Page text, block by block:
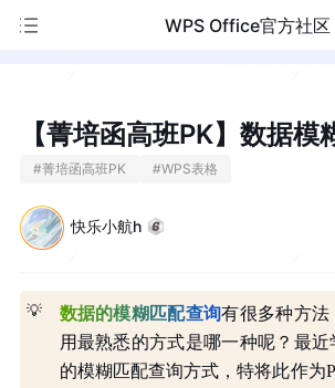
WPS Office官方社区
【菁培函高班PK】数据模
#菁培函高班PK #WPS表格
快乐小航h
💡 数据的模糊匹配查询有很多种方法
用最熟悉的方式是哪一种呢？最
的模糊匹配查询方式，特将此作为